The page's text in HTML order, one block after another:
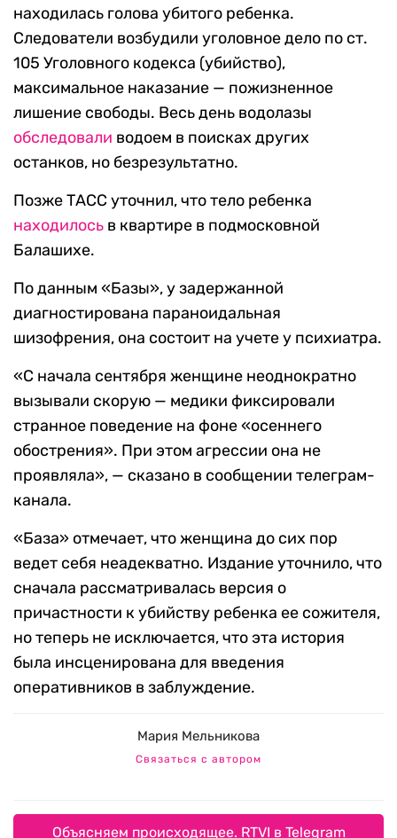
находилась голова убитого ребенка.
Следователи возбудили уголовное дело по ст.
105 Уголовного кодекса (убийство),
максимальное наказание — пожизненное
лишение свободы. Весь день водолазы
обследовали водоем в поисках других
останков, но безрезультатно.
Позже ТАСС уточнил, что тело ребенка
находилось в квартире в подмосковной
Балашихе.
По данным «Базы», у задержанной
диагностирована параноидальная
шизофрения, она состоит на учете у психиатра.
«С начала сентября женщине неоднократно
вызывали скорую — медики фиксировали
странное поведение на фоне «осеннего
обострения». При этом агрессии она не
проявляла», — сказано в сообщении телеграм-
канала.
«База» отмечает, что женщина до сих пор
ведет себя неадекватно. Издание уточнило, что
сначала рассматривалась версия о
причастности к убийству ребенка ее сожителя,
но теперь не исключается, что эта история
была инсценирована для введения
оперативников в заблуждение.
Мария Мельникова
Связаться с автором
Объясняем происходящее. RTVI в Telegram